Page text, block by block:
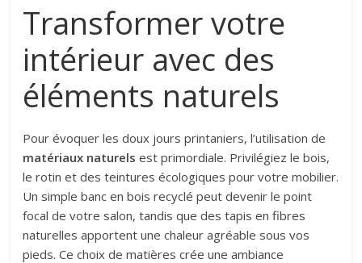
Transformer votre
intérieur avec des
éléments naturels
Pour évoquer les doux jours printaniers, l’utilisation de
matériaux naturels est primordiale. Privilégiez le bois,
le rotin et des teintures écologiques pour votre mobilier.
Un simple banc en bois recyclé peut devenir le point
focal de votre salon, tandis que des tapis en fibres
naturelles apportent une chaleur agréable sous vos
pieds. Ce choix de matières crée une ambiance